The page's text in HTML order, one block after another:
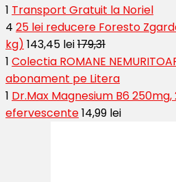
1 Transport Gratuit la Noriel
4 25 lei reducere Foresto
kg) 143,45 lei179,31
1 Colectia ROMANE
abonament pe Litera
1 Dr.Max Magnesium B6
efervescente14,99 lei